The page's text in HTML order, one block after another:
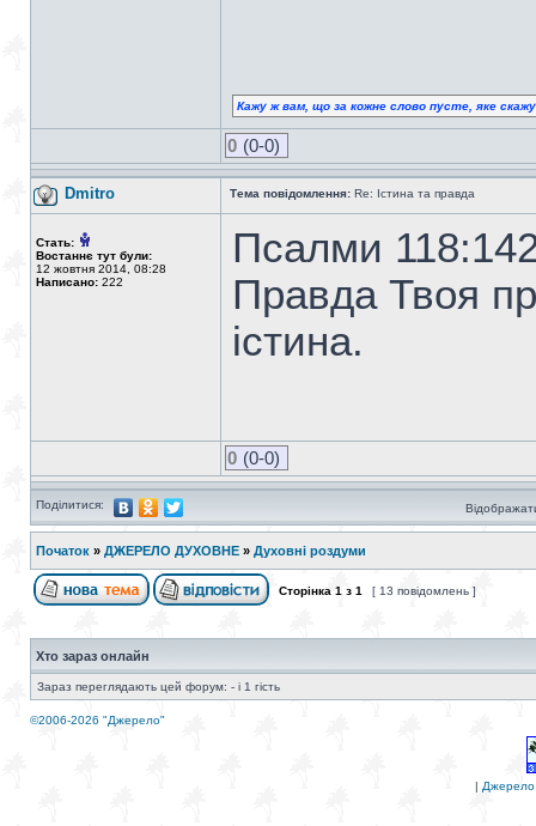
Кажу ж вам, що за кожне слово пусте, яке
0 (0-0)
Dmitro Тема повідомлення: Re: Істина та правда
Стать:
Востаннє тут були:
12 жовтня 2014, 08:28
Написано: 222
Псалми
Правда Твоя
істина.
0 (0-0)
Поділитися:
Початок » ДЖЕРЕЛО ДУХОВНЕ » Духовні роздуми
Сторінка 1 з 1 [ 13 повідомлень ]
Хто зараз онлайн
Зараз переглядають цей форум: - і 1 гість
©2006-2026 "Джерело"
| Джерело